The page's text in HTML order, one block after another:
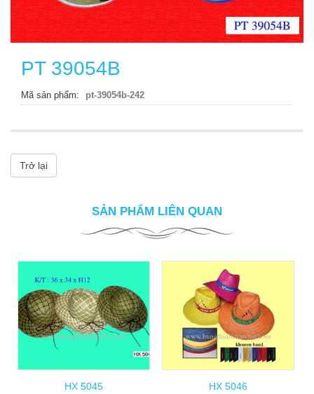
PT 39054B
Mã sản phẩm pt-39054b-242
Trở lại
SẢN PHẨM LIÊN QUAN
HX 5045 HX 5046